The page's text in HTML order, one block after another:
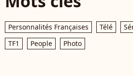
Personnalités Françaises Télé
TF1
People Photo